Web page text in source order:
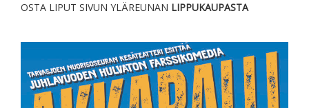
OSTA LIPUT SIVUN YLÄREUNAN LIPPUKAUPASTA